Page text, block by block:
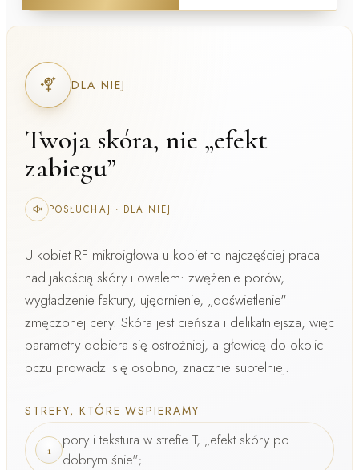
DLA NIEJ
Twoja skóra, nie „efekt
zabiegu”
POSŁUCHAJ · DLA NIEJ
U kobiet RF mikroigłowa u kobietto najczęściej praca
nad jakością skóry i owalem: zwężenie porów,
wygładzenie faktury, ujędrnienie, „doświetlenie"
zmęczonej cery. Skóra jest cieńsza i delikatniejsza, więc
parametry dobiera się ostrożniej, a głowicę do okolic
oczu prowadzi się osobno, znacznie subtelniej.
STREFY, KTÓRE WSPIERAMY
1
pory i tekstura w strefie T, „efekt skóry po
dobrym śnie";